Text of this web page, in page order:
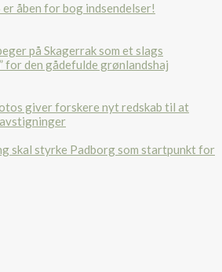
åben for bog indsendelser!
på Skagerrak som et slags
for den gådefulde grønlandshaj
giver forskere nyt redskab til at
skal styrke Padborg som startpunkt for